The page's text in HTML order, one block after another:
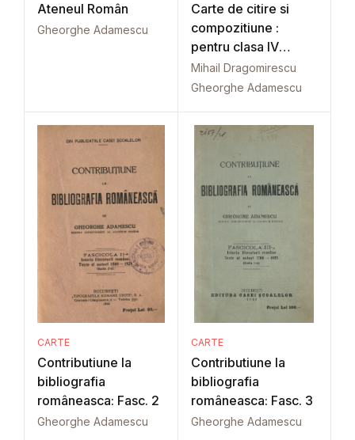
Ateneul Român
Gheorghe Adamescu
Carte de citire si
compozitiune :
pentru clasa IV
secundara
Mihail Dragomirescu
Gheorghe Adamescu
CARTE
Contributiune la
bibliografia
româneasca: Fasc. 2
Gheorghe Adamescu
CARTE
Contributiune la
bibliografia
româneasca: Fasc. 3
Gheorghe Adamescu